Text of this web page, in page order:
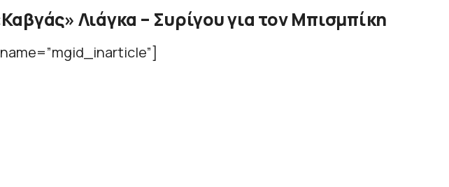
Λιάγκα – Συρίγου για τον Μπισμπίκη